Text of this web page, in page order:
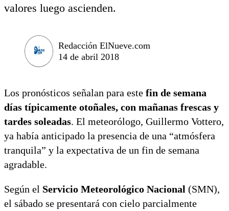
valores luego ascienden.
Redacción ElNueve.com
14 de abril 2018
Los pronósticos señalan para este fin de semana
días típicamente otoñales, con mañanas frescas y
tardes soleadas. El meteorólogo, Guillermo Vottero,
ya había anticipado la presencia de una “atmósfera
tranquila” y la expectativa de un fin de semana
agradable.
Según el Servicio Meteorológico Nacional (SMN),
el sábado se presentará con cielo parcialmente